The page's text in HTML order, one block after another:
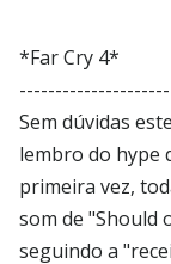
*Far Cry 4*
Sem dúvidas
lembro do hype
primeira vez,
som de "Should
seguindo a